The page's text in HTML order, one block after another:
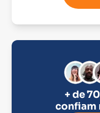
+ de
confiam